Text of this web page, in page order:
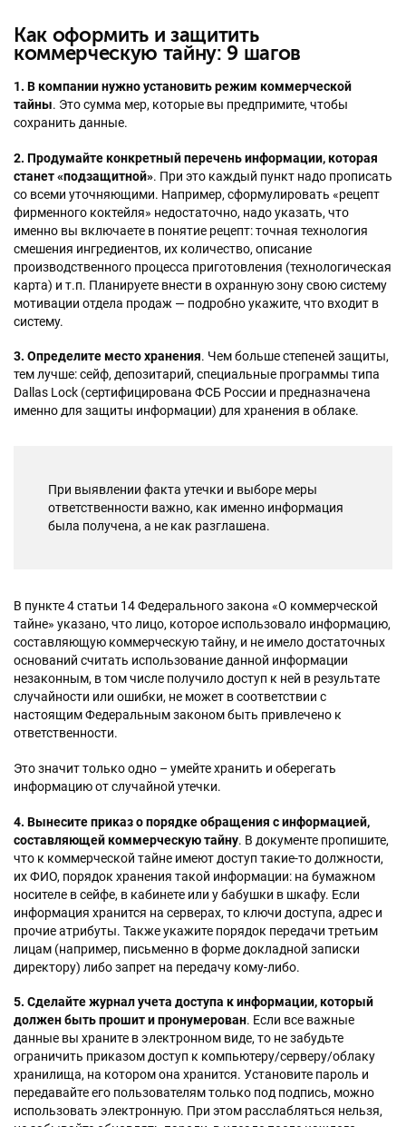
Как оформить и защитить
коммерческую тайну: 9 шагов
1. В компании нужно установить режим коммерческой
тайны. Это сумма мер, которые вы предпримите, чтобы
сохранить данные.
2. Продумайте конкретный перечень информации, которая
станет «подзащитной». При это каждый пункт надо прописать
со всеми уточняющими. Например, сформулировать «рецепт
фирменного коктейля» недостаточно, надо указать, что
именно вы включаете в понятие рецепт: точная технология
смешения ингредиентов, их количество, описание
производственного процесса приготовления (технологическая
карта) и т.п. Планируете внести в охранную зону свою систему
мотивации отдела продаж — подробно укажите, что входит в
систему.
3. Определите место хранения. Чем больше степеней защиты,
тем лучше: сейф, депозитарий, специальные программы типа
Dallas Lock (сертифицирована ФСБ России и предназначена
именно для защиты информации) для хранения в облаке.
При выявлении факта утечки и выборе меры
ответственности важно, как именно информация
была получена, а не как разглашена.
В пункте 4 статьи 14 Федерального закона «О коммерческой
тайне» указано, что лицо, которое использовало информацию,
составляющую коммерческую тайну, и не имело достаточных
оснований считать использование данной информации
незаконным, в том числе получило доступ к ней в результате
случайности или ошибки, не может в соответствии с
настоящим Федеральным законом быть привлечено к
ответственности.
Это значит только одно – умейте хранить и оберегать
информацию от случайной утечки.
4. Вынесите приказ о порядке обращения с информацией,
составляющей коммерческую тайну. В документе пропишите,
что к коммерческой тайне имеют доступ такие-то должности,
их ФИО, порядок хранения такой информации: на бумажном
носителе в сейфе, в кабинете или у бабушки в шкафу. Если
информация хранится на серверах, то ключи доступа, адрес и
прочие атрибуты. Также укажите порядок передачи третьим
лицам (например, письменно в форме докладной записки
директору) либо запрет на передачу кому-либо.
5. Сделайте журнал учета доступа к информации, который
должен быть прошит и пронумерован. Если все важные
данные вы храните в электронном виде, то не забудьте
ограничить приказом доступ к компьютеру/серверу/облаку
хранилища, на котором она хранится. Установите пароль и
передавайте его пользователям только под подпись, можно
использовать электронную. При этом расслабляться нельзя,